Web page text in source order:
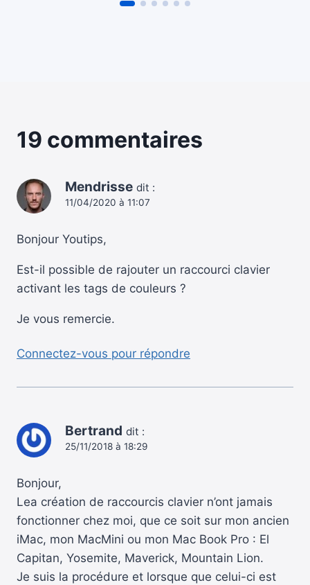
19 commentaires
Mendrisse dit :
11/04/2020 à 11:07
Bonjour Youtips,
Est-il possible de rajouter un raccourci clavier
activant les tags de couleurs ?
Je vous remercie.
Connectez-vous pour répondre
Bertrand dit :
25/11/2018 à 18:29
Bonjour,
Lea création de raccourcis clavier n’ont jamais
fonctionner chez moi, que ce soit sur mon ancien
iMac, mon MacMini ou mon Mac Book Pro : El
Capitan, Yosemite, Maverick, Mountain Lion.
Je suis la procédure et lorsque que celui-ci est